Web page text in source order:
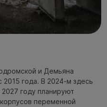
и Демьяна
года. В 2024-м здесь
году планируют
переменной